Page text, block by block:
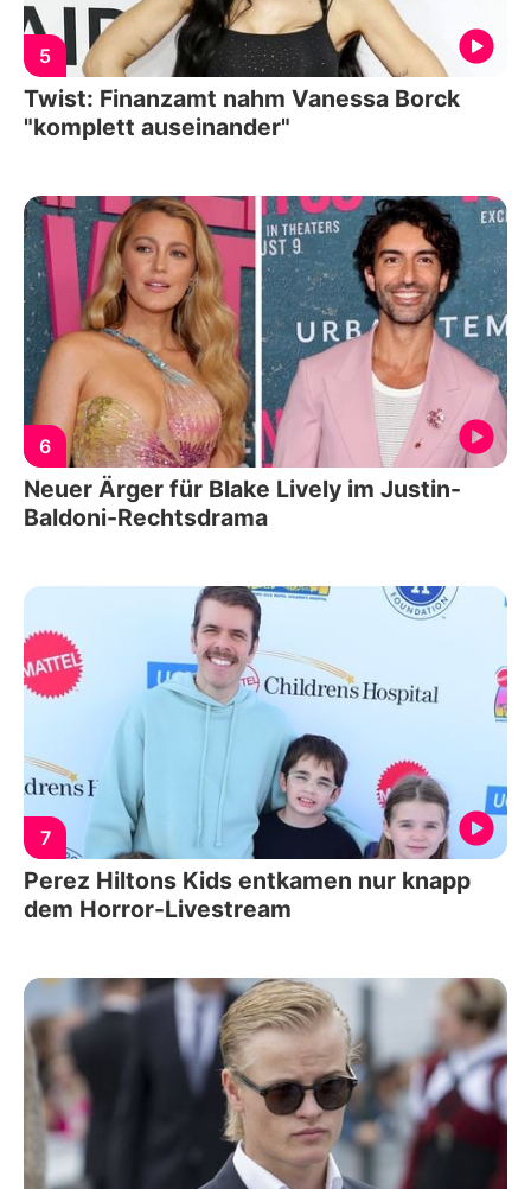
5
Twist: Finanzamt nahm Vanessa Borck
"komplett auseinander"
6
Neuer Ärger für Blake Lively im Justin-
Baldoni-Rechtsdrama
7
Perez Hiltons Kids entkamen nur knapp
dem Horror-Livestream